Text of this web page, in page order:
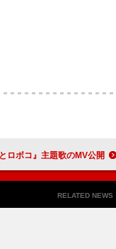
た劇場版『僕とロボコ』主題歌のMV公開
RELATED NEWS